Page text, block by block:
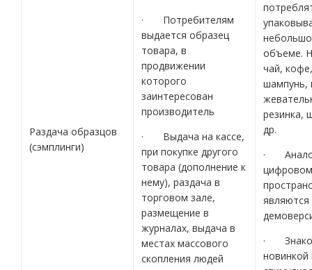
Раздача образцов
(сэмплинги)
· Потребителям
выдается образец
товара, в
продвижении
которого
заинтересован
производитель
· Выдача на кассе,
при покупке другого
товара (дополнение к
нему), раздача в
торговом зале,
размещение в
журналах, выдача в
местах массового
скопления людей
объеме.
чай, кофе,
шампунь,
резинка,
др.
·
цифровом
являются
·
новинкой